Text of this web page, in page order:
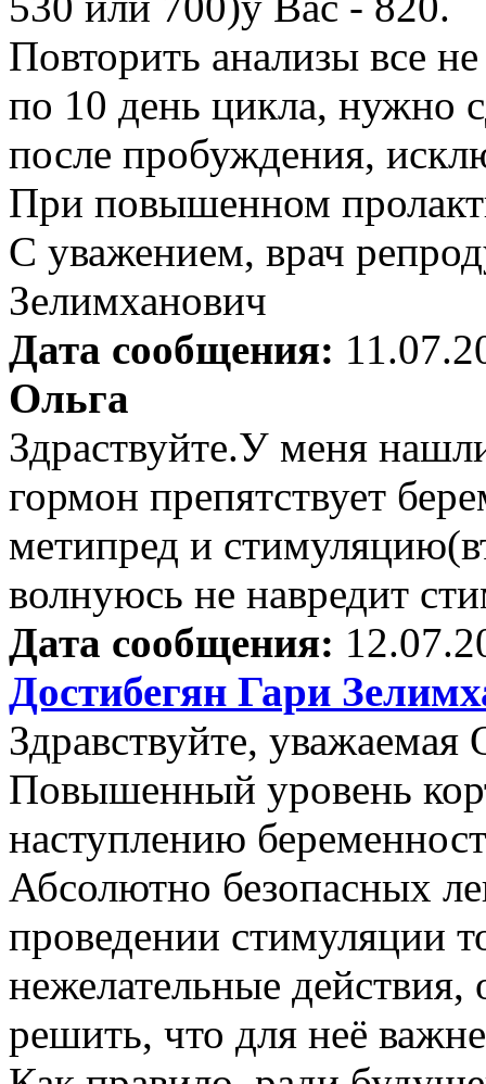
Повторить анализы все
по 10 день цикла, нужно
после пробуждения,
При повышенном
С уважением, врач
Зелимханович
Дата сообщения:
Ольга
Здраствуйте.У меня
гормон препятствует
метипред и
волнуюсь не навредит
Дата сообщения:
Достибегян Гари
Здравствуйте, уважаемая
Повышенный уровень
наступлению
Абсолютно безопасных
проведении стимуляции
нежелательные
решить, что для неё